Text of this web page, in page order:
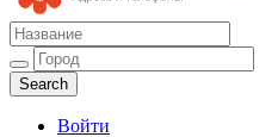
Ветеринарные клиники
Адреса и телефоны
Войти